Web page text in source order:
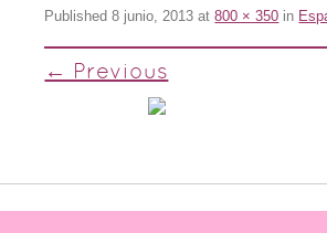
Published8 junio, 2013 at800 × 350 in
← Previous